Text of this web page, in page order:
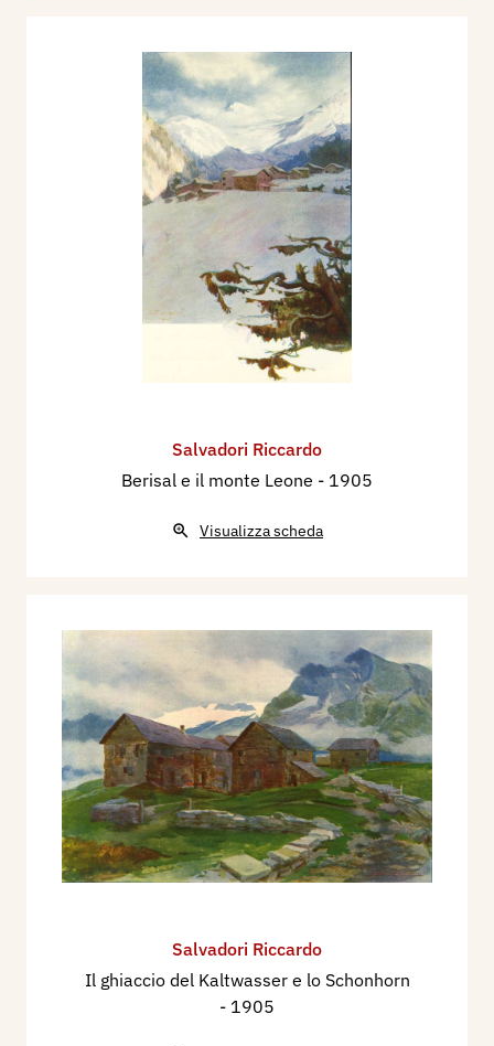
Salvadori Riccardo
Berisal e il monte Leone - 1905
Visualizza scheda
Salvadori Riccardo
Il ghiaccio del Kaltwasser e lo Schonhorn
- 1905